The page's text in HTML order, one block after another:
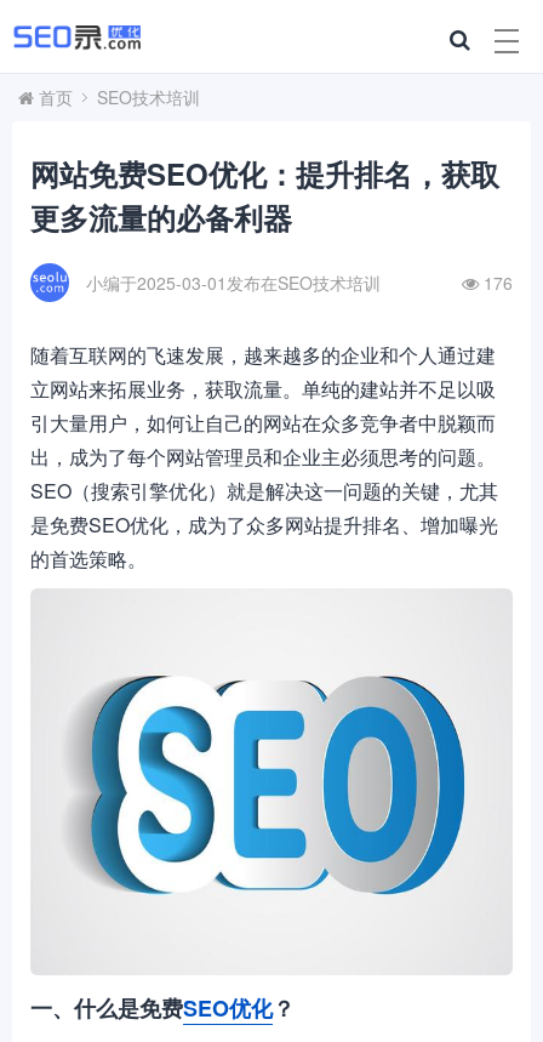
首页 SEO技术培训
网站免费SEO优化：提升排名，获取
更多流量的必备利器
小编于2025-03-01发布在SEO技术培训 176
随着互联网的飞速发展，越来越多的企业和个人通过建
立网站来拓展业务，获取流量。单纯的建站并不足以吸
引大量用户，如何让自己的网站在众多竞争者中脱颖而
出，成为了每个网站管理员和企业主必须思考的问题。
SEO（搜索引擎优化）就是解决这一问题的关键，尤其
是免费SEO优化，成为了众多网站提升排名、增加曝光
的首选策略。
一、什么是免费SEO优化？